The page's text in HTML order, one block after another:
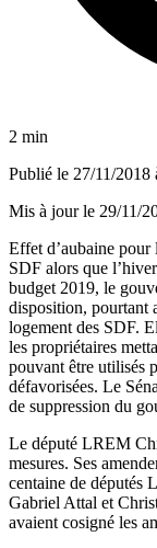
2 min
Publié le 27/11/2018
Mis à jour le 29/11/
Effet d’aubaine pour
SDF alors que
budget 2019, le
disposition, pourtant
logement des SDF.
les propriétaires
pouvant être utilisés
défavorisées. Le
de suppression du
Le député LREM
mesures. Ses
centaine de députés
Gabriel Attal et
avaient cosigné les